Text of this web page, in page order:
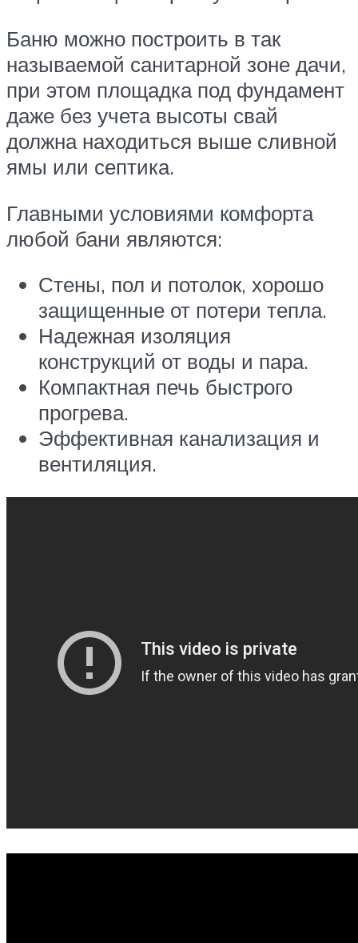
Баню можно построить в так
называемой санитарной зоне дачи,
при этом площадка под фундамент
даже без учета высоты свай
должна находиться выше сливной
ямы или септика.
Главными условиями комфорта
любой бани являются:
Стены, пол и потолок, хорошо
защищенные от потери тепла.
Надежная изоляция
конструкций от воды и пара.
Компактная печь быстрого
прогрева.
Эффективная канализация и
вентиляция.